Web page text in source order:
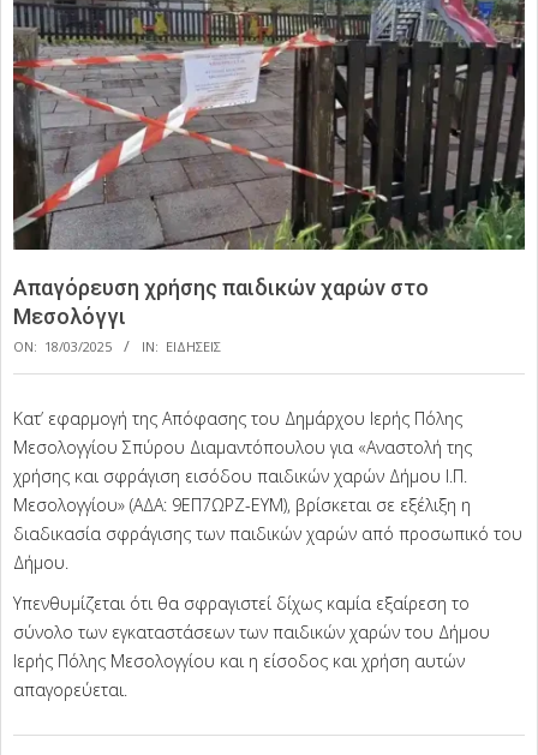
Απαγόρευση χρήσης παιδικών χαρών στο
Μεσολόγγι
ON: 18/03/2025 IN: ΕΙΔΗΣΕΙΣ
Κατ’ εφαρμογή της Απόφασης του Δημάρχου Ιερής Πόλης
Μεσολογγίου Σπύρου Διαμαντόπουλου για «Αναστολή της
χρήσης και σφράγιση εισόδου παιδικών χαρών Δήμου Ι.Π.
Μεσολογγίου» (ΑΔΑ: 9ΕΠ7ΩΡΖ-ΕΥΜ), βρίσκεται σε εξέλιξη η
διαδικασία σφράγισης των παιδικών χαρών από προσωπικό του
Δήμου.
Υπενθυμίζεται ότι θα σφραγιστεί δίχως καμία εξαίρεση το
σύνολο των εγκαταστάσεων των παιδικών χαρών του Δήμου
Ιερής Πόλης Μεσολογγίου και η είσοδος και χρήση αυτών
απαγορεύεται.